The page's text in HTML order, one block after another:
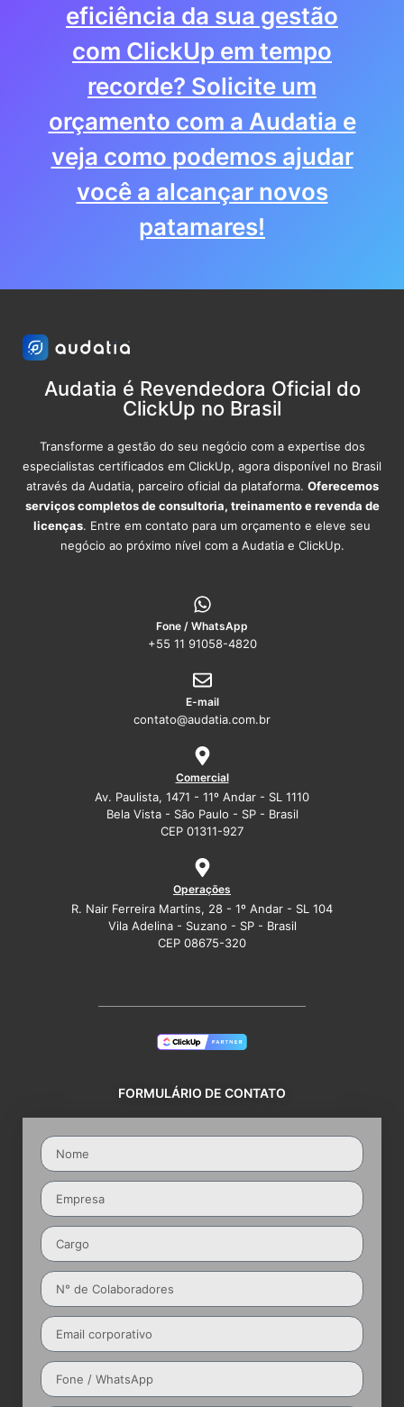
eficiência da sua gestão
com ClickUp em tempo
recorde? Solicite um
orçamento com a Audatia e
veja como podemos ajudar
você a alcançar novos
patamares!
Audatia é Revendedora Oficial do
ClickUp no Brasil
Transforme a gestão do seu negócio com a expertise dos
especialistas certificados em ClickUp, agora disponível no Brasil
através da Audatia, parceiro oficial da plataforma. Oferecemos
serviços completos de consultoria, treinamento e revenda de
licenças. Entre em contato para um orçamento e eleve seu
negócio ao próximo nível com a Audatia e ClickUp.
Fone / WhatsApp
+55 11 91058-4820
E-mail
contato@audatia.com.br
Comercial
Av. Paulista, 1471 - 11º Andar - SL 1110
Bela Vista - São Paulo - SP - Brasil
CEP 01311-927
Operações
R. Nair Ferreira Martins, 28 - 1º Andar - SL 104
Vila Adelina - Suzano - SP - Brasil
CEP 08675-320
FORMULÁRIO DE CONTATO